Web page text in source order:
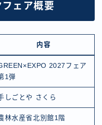
ェア概要
内容
2027フェア
1弾
しごとや さくら
林水産省北別館1階